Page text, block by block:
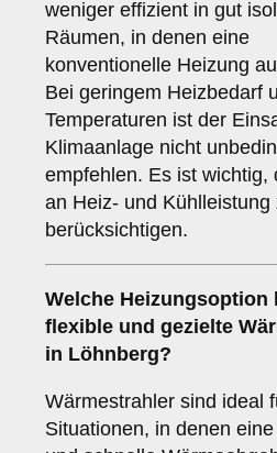
weniger effizient in gut
Räumen, in denen eine
konventionelle Heizung
Bei geringem Heizbedarf
Temperaturen ist der
Klimaanlage nicht
empfehlen. Es ist wichtig,
an Heiz- und Kühlleistung
berücksichtigen.
Welche Heizungsoption
flexible und gezielte
in Löhnberg?
Wärmestrahler sind ideal
Situationen, in denen